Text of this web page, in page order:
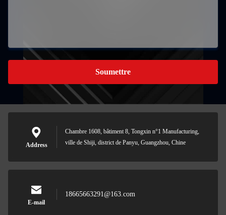
Soumettre
Address
Chambre 1608, bâtiment 8, Tongxin n°1 Manufacturing,
ville de Shiji, district de Panyu, Guangzhou, Chine
E-mail
18665663291@163.com